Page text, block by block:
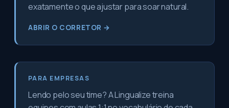
exatamente o que ajustar para soar natural.
ABRIR O CORRETOR →
PARA EMPRESAS
Lendo pelo seu time? A Lingualize treina